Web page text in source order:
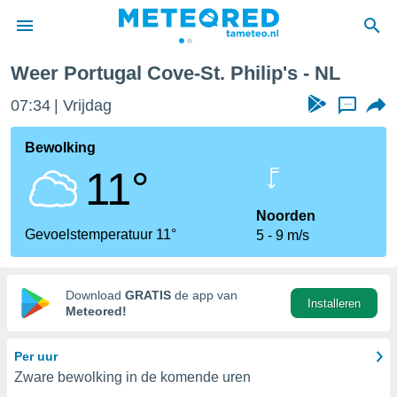
door
verstrekte
hoge
hebt de
voor
op basis
Weer Portugal Cove-St. Philip's - NL
07:34 Vrijdag ...
Bewolking
11°
Gevoelstemperatuur 11°
Noorden
5
9 m/s
Download GRATIS de app van
Meteored!
Installeren
Per uur
Zware bewolking in de komende uren